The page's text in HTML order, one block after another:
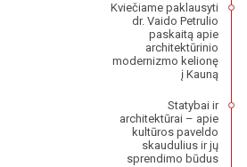
Kviečiame paklausyti
dr. Vaido Petrulio
paskaitą apie
architektūrinio
modernizmo kelionę
į Kauną
Statybai ir
architektūrai – apie
kultūros paveldo
skaudulius ir jų
sprendimo būdus